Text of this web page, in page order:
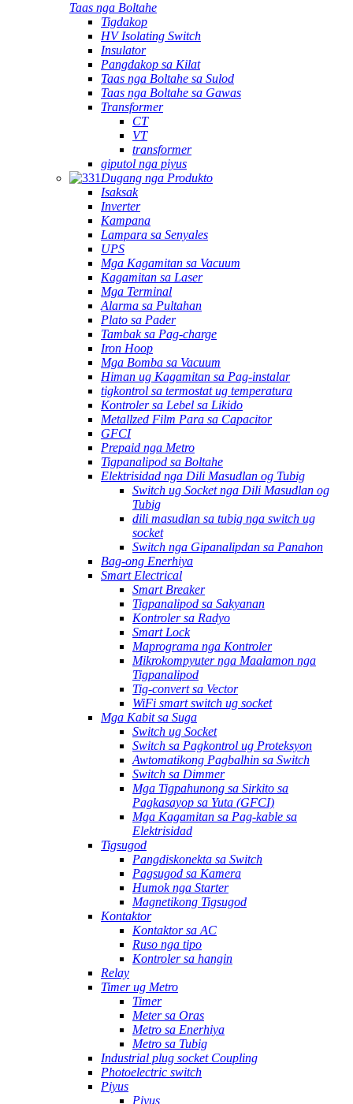
Taas nga Boltahe
Tigdakop
HV Isolating Switch
Insulator
Pangdakop sa Kilat
Taas nga Boltahe sa Sulod
Taas nga Boltahe sa Gawas
Transformer
CT
VT
transformer
giputol nga piyus
Dugang nga Produkto
Isaksak
Inverter
Kampana
Lampara sa Senyales
UPS
Mga Kagamitan sa Vacuum
Kagamitan sa Laser
Mga Terminal
Alarma sa Pultahan
Plato sa Pader
Tambak sa Pag-charge
Iron Hoop
Mga Bomba sa Vacuum
Himan ug Kagamitan sa Pag-instalar
tigkontrol sa termostat ug temperatura
Kontroler sa Lebel sa Likido
Metallzed Film Para sa Capacitor
GFCI
Prepaid nga Metro
Tigpanalipod sa Boltahe
Elektrisidad nga Dili Masudlan og Tubig
Switch ug Socket nga Dili Masudlan og
Tubig
dili masudlan sa tubig nga switch ug
socket
Switch nga Gipanalipdan sa Panahon
Bag-ong Enerhiya
Smart Electrical
Smart Breaker
Tigpanalipod sa Sakyanan
Kontroler sa Radyo
Smart Lock
Maprograma nga Kontroler
Mikrokompyuter nga Maalamon nga
Tigpanalipod
Tig-convert sa Vector
WiFi smart switch ug socket
Mga Kabit sa Suga
Switch ug Socket
Switch sa Pagkontrol ug Proteksyon
Awtomatikong Pagbalhin sa Switch
Switch sa Dimmer
Mga Tigpahunong sa Sirkito sa
Pagkasayop sa Yuta (GFCI)
Mga Kagamitan sa Pag-kable sa
Elektrisidad
Tigsugod
Pangdiskonekta sa Switch
Pagsugod sa Kamera
Humok nga Starter
Magnetikong Tigsugod
Kontaktor
Kontaktor sa AC
Ruso nga tipo
Kontroler sa hangin
Relay
Timer ug Metro
Timer
Meter sa Oras
Metro sa Enerhiya
Metro sa Tubig
Industrial plug socket Coupling
Photoelectric switch
Piyus
Piyus